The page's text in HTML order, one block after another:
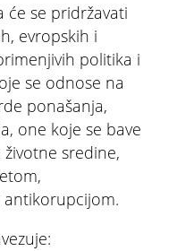
će se pridržavati
evropskih i
politika i
se odnose na
ponašanja,
one koje se bave
sredine,
antikorupcijom.
VIDETI